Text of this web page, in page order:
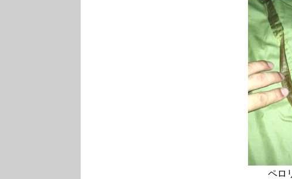
ペロ